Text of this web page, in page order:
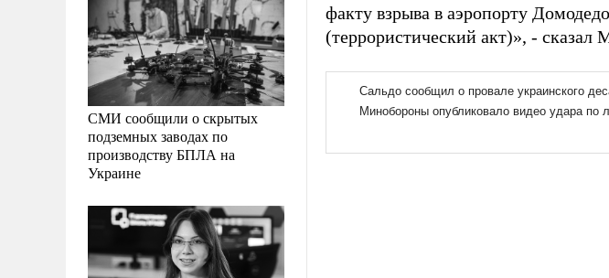
СМИ сообщили о скрытых
подземных заводах по
производству БПЛА на
Украине
факту взрыва в аэропорту
(террористический акт)», - сказал